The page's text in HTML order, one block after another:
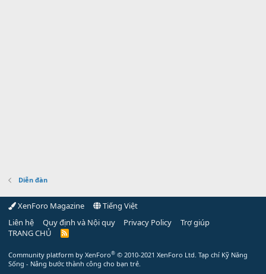
Diễn đàn
XenForo Magazine
Tiếng Việt
Liên hệ
Quy định và Nội quy Privacy Policy
Trợ giúp
TRANG CHỦ
R
Community platform by XenForo® © 2010-2021 XenForo Ltd. Tạp chí Kỹ Năng
Sống - Nâng bước thành công cho bạn trẻ.